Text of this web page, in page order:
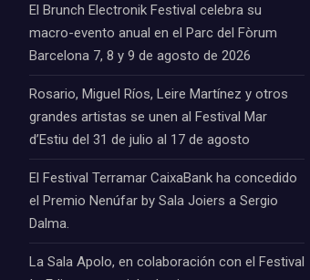
El Brunch Electronik Festival celebra su
macro-evento anual en el Parc del Fòrum
Barcelona 7, 8 y 9 de agosto de 2026
Rosario, Miguel Ríos, Leire Martínez y otros
grandes artistas se unen al Festival Mar
d’Estiu del 31 de julio al 17 de agosto
El Festival Terramar CaixaBank ha concedido
el Premio Nenúfar by Sala Joiers a Sergio
Dalma.
La Sala Apolo, en colaboración con el Festival